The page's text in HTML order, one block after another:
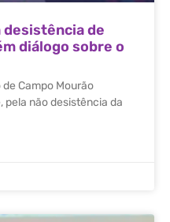
de
diálogo sobre o
Campo Mourão
pela não desistência da